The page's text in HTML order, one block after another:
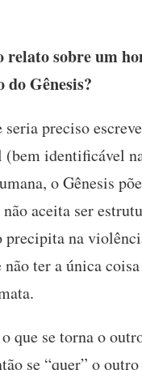
sobre um
Gênesis?
preciso
(bem identificável
o Gênesis
aceita ser
precipita na
ter a única
se torna o
se “quer” o